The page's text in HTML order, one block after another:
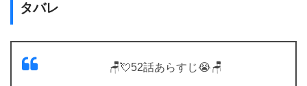
タバレ
🪑💘52話あらすじ😭🪑